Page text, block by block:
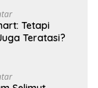
Tetapi
Teratasi?